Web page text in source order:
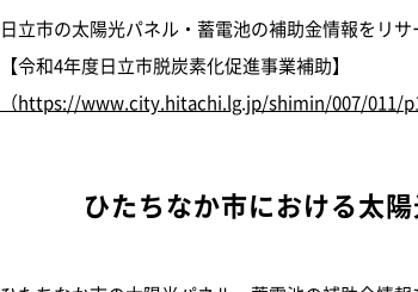
日立市の太陽光パネル・蓄電池の補助金情報をリ
【令和4年度日立市脱炭素化促進事業補助】
（https://www.city.hitachi.lg.jp/shimin/007/011/
ひたちなか市における太